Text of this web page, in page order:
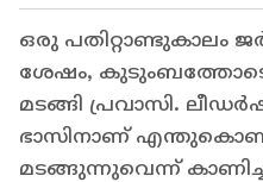
ഒരു പതിറ്റാണ്ടുകാലം
ശേഷം,
മടങ്ങി പ്രവാസി.
ഭാസിനാണ് എന്തുകൊണ്ട്
മടങ്ങുന്നുവെന്ന്